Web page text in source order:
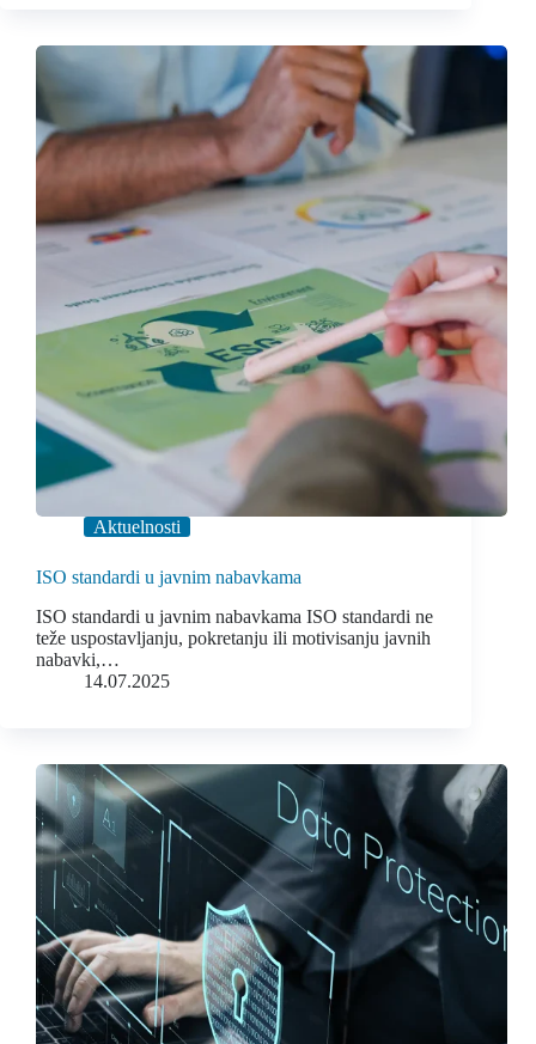
Aktuelnosti
ISO standardi u javnim nabavkama
ISO standardi u javnim nabavkama ISO standardi ne
teže uspostavljanju, pokretanju ili motivisanju javnih
nabavki,…
14.07.2025